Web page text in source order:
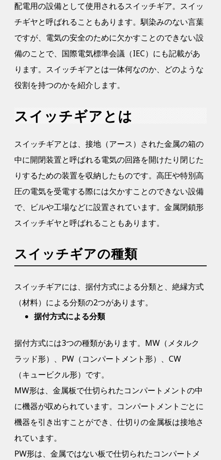
配電用の設備として使用されるスイッチギア。スイッ
チギヤと呼ばれることもあります。馴染みのない言葉
ですが、電気の安全のために欠かすことのできない設
備のことで、国際電気標準会議（IEC）にも記載があ
ります。スイッチギアとは一体何なのか、どのような
役割を持つのかを紹介します。
スイッチギアとは
スイッチギアとは、接地（アース）された金属の箱の
中に開閉装置と呼ばれる電気の回路を開けたり閉じた
りするための装置を収納したものです。高圧や特別高
圧の電気を受電する際には欠かすことのできない設備
で、ビルや工場などに設置されています。金属閉鎖形
スイッチギヤと呼ばれることもあります。
スイッチギアの種類
スイッチギアには、据付方式による分類と、絶縁方式
（材料）による分類の2つがあります。
据付方式による分類
据付方式には3つの種類があります。MW（メタルク
ラッド形）、PW（コンパートメント形）、CW
（キュービクル形）です。
MW形は、金属板で仕切られたコンパートメントの中
に機器が収められています。コンパートメントごとに
機器を引き出すことができ、仕切りの金属板は接地さ
れています。
PW形は、金属ではない板で仕切られたコンパートメ